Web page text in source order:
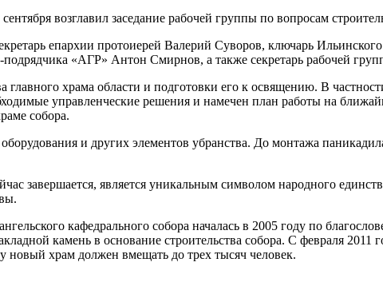
возглавил заседание рабочей группы по вопросам
епархии протоиерей Валерий Суворов, ключарь
«АГР» Антон Смирнов, а также секретарь рабочей
храма области и подготовки его к освящению. В
управленческие решения и намечен план работы на
собора.
и других элементов убранства. До монтажа
завершается, является уникальным символом народного
кафедрального собора началась в 2005 году по
камень в основание строительства собора. С февраля 2011
новый храм должен вмещать до трех тысяч человек.